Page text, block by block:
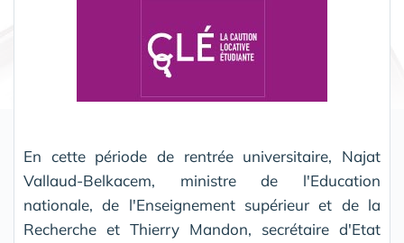
En cette période de rentrée universitaire, Najat
Vallaud-Belkacem, ministre de l'Education
nationale, de l'Enseignement supérieur et de la
Recherche et Thierry Mandon, secrétaire d'Etat